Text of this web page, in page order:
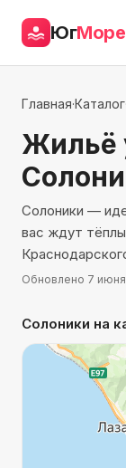
ЮгМоре
Главная·Каталог
Жильё
Солоники —
вас ждут
Обновлено 7 июня
Солоники на